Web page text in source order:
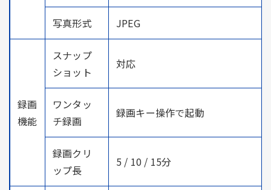
写真形式 JPEG
録画
機能
スナップ
ショット
対応
ワンタッ
チ録画
録画キー操作で起動
録画クリ
ップ長
5 / 10 / 15分